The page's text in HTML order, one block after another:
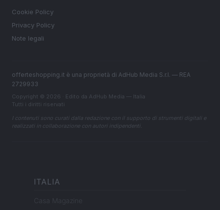
Cookie Policy
Privacy Policy
Note legali
offerteshopping.it è una proprietà di AdHub Media S.r.l. — REA
2729933
Copyright © 2026 · Edito da AdHub Media — Italia
Tutti i diritti riservati
I contenuti sono curati dalla redazione con il supporto di strumenti digitali e
realizzati in collaborazione con autori indipendenti.
ITALIA
Casa Magazine